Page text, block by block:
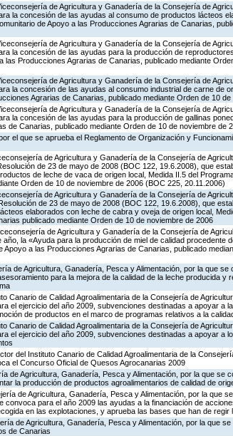
de Agricultura y Ganadería de la Consejería de
la concesión de las ayudas al consumo de productos lácteos
de Apoyo a las Producciones Agrarias de Canarias,
de Agricultura y Ganadería de la Consejería de
la concesión de las ayudas para la producción de
las Producciones Agrarias de Canarias, publicado mediante
de Agricultura y Ganadería de la Consejería de
la concesión de las ayudas al consumo industrial de carne de
Agrarias de Canarias, publicado mediante Orden de 10
de Agricultura y Ganadería de la Consejería de
la concesión de las ayudas para la producción de gallinas
de Canarias, publicado mediante Orden de 10 de noviembre de
el que se aprueba el Reglamento de Organización y
de Agricultura y Ganadería de la Consejería de
de 23 de mayo de 2008 (BOC 122, 19.6.2008), que
de leche de vaca de origen local, Medida II.5 del
Orden de 10 de noviembre de 2006 (BOC 225, 20.11.2006)
de Agricultura y Ganadería de la Consejería de
de 23 de mayo de 2008 (BOC 122, 19.6.2008), que
elaborados con leche de cabra y oveja de origen local,
publicado mediante Orden de 10 de noviembre de 2006
de Agricultura y Ganadería de la Consejería de
la «Ayuda para la producción de miel de calidad procedente
Apoyo a las Producciones Agrarias de Canarias, publicado
de Agricultura, Ganadería, Pesca y Alimentación, por la que
para la mejora de la calidad de la leche producida y
Canario de Calidad Agroalimentaria de la Consejería de
el ejercicio del año 2009, subvenciones destinadas a apoyar a
de productos en el marco de programas relativos a la
Canario de Calidad Agroalimentaria de la Consejería de
el ejercicio del año 2009, subvenciones destinadas a apoyar a
del Instituto Canario de Calidad Agroalimentaria de la
el Concurso Oficial de Quesos Agrocanarias 2009
de Agricultura, Ganadería, Pesca y Alimentación, por la que se
la producción de productos agroalimentarios de calidad de
de Agricultura, Ganadería, Pesca y Alimentación, por la que
convoca para el año 2009 las ayudas a la financiación de
en las explotaciones, y aprueba las bases que han de regir
de Agricultura, Ganadería, Pesca y Alimentación, por la que
de Canarias